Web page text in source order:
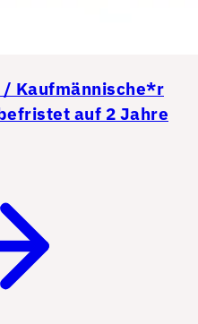
Kaufmännische*r
auf 2 Jahre